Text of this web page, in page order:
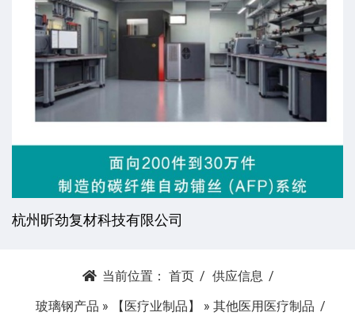
杭州昕劲复材科技有限公司
当前位置： 首页
供应信息
玻璃钢产品 » 【医疗业制品】 » 其他医用医疗制品